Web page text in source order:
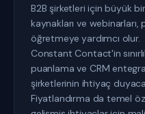
B2B şirketleri için büyük
kaynakları ve webinarları,
öğretmeye yardımcı olur.
Constant Contact'in
puanlama ve CRM
şirketlerinin ihtiyaç
Fiyatlandırma da temel